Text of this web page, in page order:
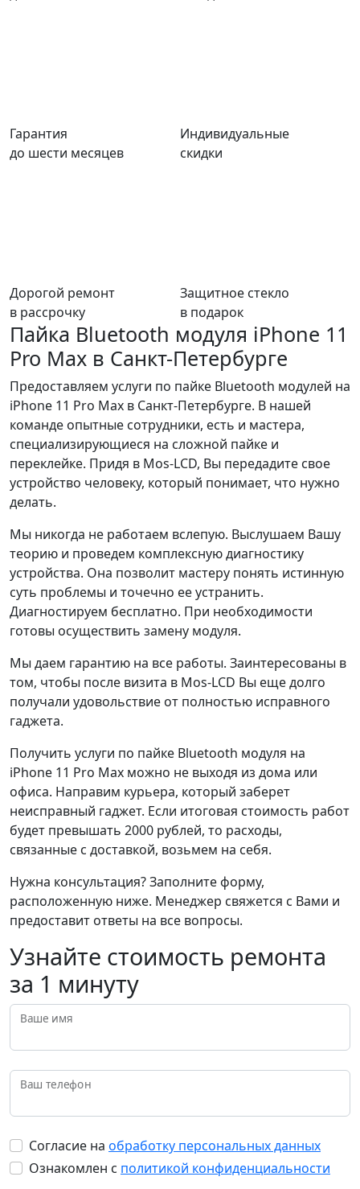
Гарантия
до шести месяцев
Индивидуальные
скидки
Дорогой ремонт
в рассрочку
Защитное стекло
в подарок
Пайка Bluetooth модуля iPhone 11
Pro Max в Санкт-Петербурге
Предоставляем услуги по пайке Bluetooth модулей на
iPhone 11 Pro Max в Санкт-Петербурге. В нашей
команде опытные сотрудники, есть и мастера,
специализирующиеся на сложной пайке и
переклейке. Придя в Mos-LCD, Вы передадите свое
устройство человеку, который понимает, что нужно
делать.
Мы никогда не работаем вслепую. Выслушаем Вашу
теорию и проведем комплексную диагностику
устройства. Она позволит мастеру понять истинную
суть проблемы и точечно ее устранить.
Диагностируем бесплатно. При необходимости
готовы осуществить замену модуля.
Мы даем гарантию на все работы. Заинтересованы в
том, чтобы после визита в Mos-LCD Вы еще долго
получали удовольствие от полностью исправного
гаджета.
Получить услуги по пайке Bluetooth модуля на
iPhone 11 Pro Max можно не выходя из дома или
офиса. Направим курьера, который заберет
неисправный гаджет. Если итоговая стоимость работ
будет превышать 2000 рублей, то расходы,
связанные с доставкой, возьмем на себя.
Нужна консультация? Заполните форму,
расположенную ниже. Менеджер свяжется с Вами и
предоставит ответы на все вопросы.
Узнайте стоимость ремонта
за 1 минуту
Ваше имя
Ваш телефон
Согласие на обработку персональных данных
Ознакомлен с политикой конфиденциальности